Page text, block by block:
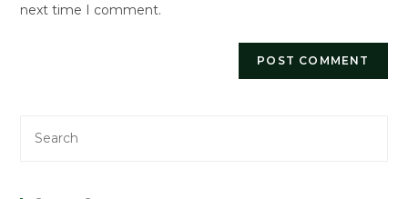
next time I comment.